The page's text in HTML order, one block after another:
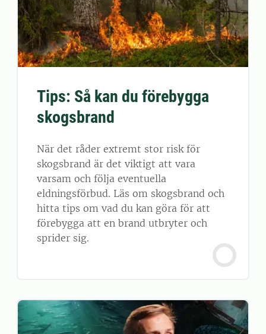
Tips: Så kan du förebygga
skogsbrand
När det råder extremt stor risk för
skogsbrand är det viktigt att vara
varsam och följa eventuella
eldningsförbud. Läs om skogsbrand och
hitta tips om vad du kan göra för att
förebygga att en brand utbryter och
sprider sig.